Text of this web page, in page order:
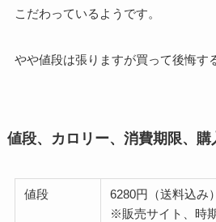
こだわっているようです。
やや値段は張りますが買って後悔す
値段、カロリー、消費期限、購
値段
6280円（送料込み）
※販売サイト、時